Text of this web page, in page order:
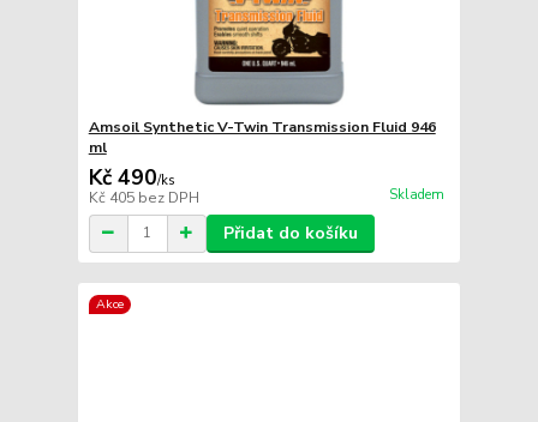
Amsoil Synthetic V-Twin Transmission Fluid 946
ml
Kč 490/ks
Kč 405 bez DPH Skladem
Přidat do košíku
Akce